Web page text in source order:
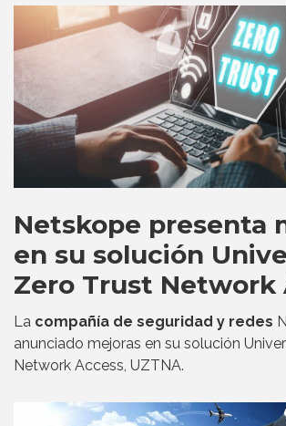
Netskope presenta
en su solución
Zero Trust Network
La compañía de seguridad y redes
anunciado mejoras en su solución
Network Access, UZTNA.